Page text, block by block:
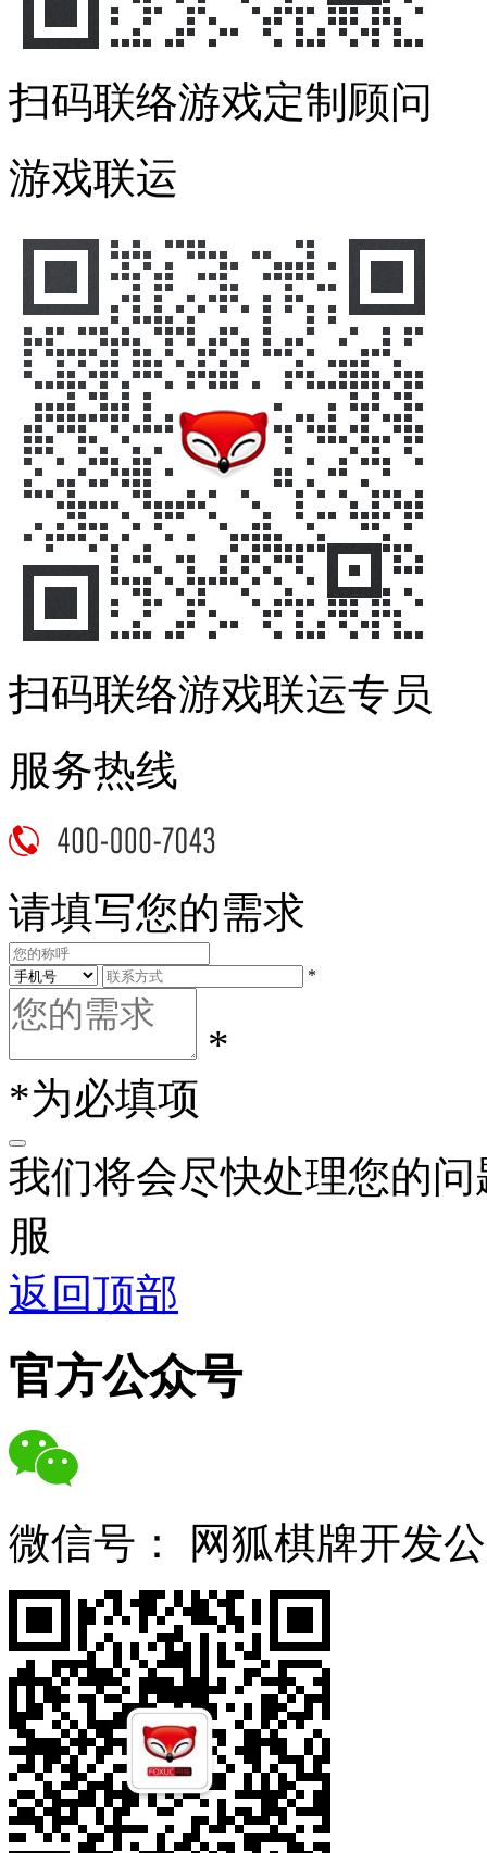
扫码联络游戏定制顾问
游戏联运
扫码联络游戏联运专员
服务热线
请填写您的需求
*
*
*为必填项
我们将会尽快处理您的
服
返回顶部
官方公众号
微信号： 网狐棋牌开发